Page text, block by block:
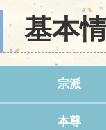
基本
宗派
本尊